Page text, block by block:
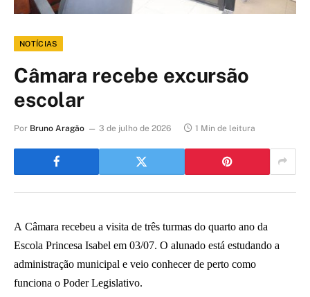
NOTÍCIAS
Câmara recebe excursão
escolar
Por Bruno Aragão 3 de julho de 2026 1 Min de leitura
A Câmara recebeu a visita de três turmas do quarto ano da
Escola Princesa Isabel em 03/07. O alunado está estudando a
administração municipal e veio conhecer de perto como
funciona o Poder Legislativo.